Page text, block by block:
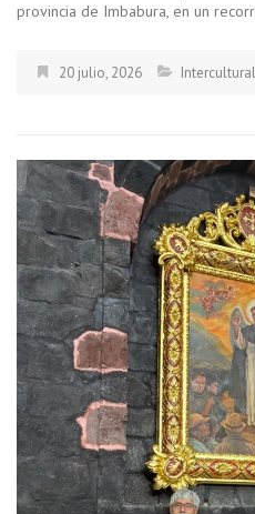
provincia de Imbabura, en un
20 julio, 2026